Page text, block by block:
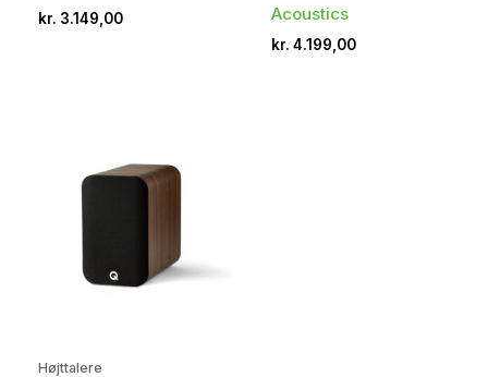
kr. 3.149,00
Acoustics
kr. 4.199,00
Højttalere